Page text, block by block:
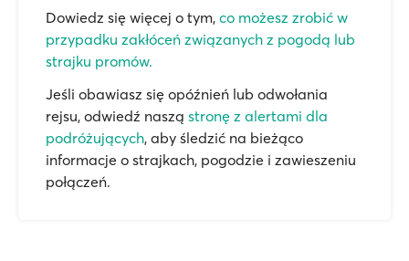
Dowiedz się więcej o tym, co możesz zrobić w
przypadku zakłóceń związanych z pogodą lub
strajku promów.
Jeśli obawiasz się opóźnień lub odwołania
rejsu, odwiedź naszą stronę z alertami dla
podróżujących, aby śledzić na bieżąco
informacje o strajkach, pogodzie i zawieszeniu
połączeń.